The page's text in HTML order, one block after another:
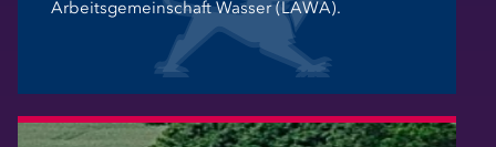
Arbeitsgemeinschaft Wasser (LAWA).